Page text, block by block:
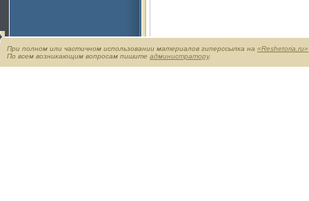
При полном или частичном использовании материалов гиперссылка на «Reshetoria.ru»
По всем возникающим вопросам пишите администратору.